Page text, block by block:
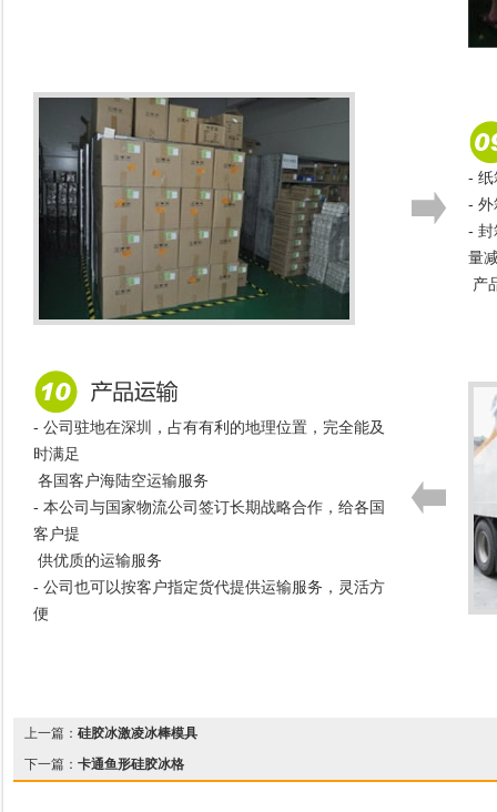
- 纸
- 外
- 封
量
产
- 公司驻地在深圳，占有有利的地理位置，完全能及
时满足
各国客户海陆空运输服务
- 本公司与国家物流公司签订长期战略合作，给各国
客户提
供优质的运输服务
- 公司也可以按客户指定货代提供运输服务，灵活方
便
上一篇： 硅胶冰激凌冰棒模具
下一篇： 卡通鱼形硅胶冰格